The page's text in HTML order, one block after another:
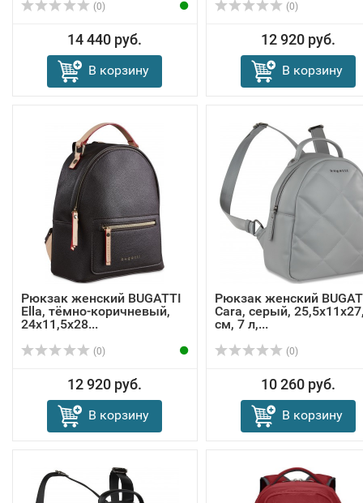
(0)
14 440 руб.
В корзину
(0)
12 920 руб.
В корзину
Рюкзак женский BUGATTI
Ella, тёмно-коричневый,
24х11,5х28...
(0)
12 920 руб.
В корзину
Рюкзак женский
Cara, серый,
см, 7 л,...
(0)
10 260 руб.
В корзину